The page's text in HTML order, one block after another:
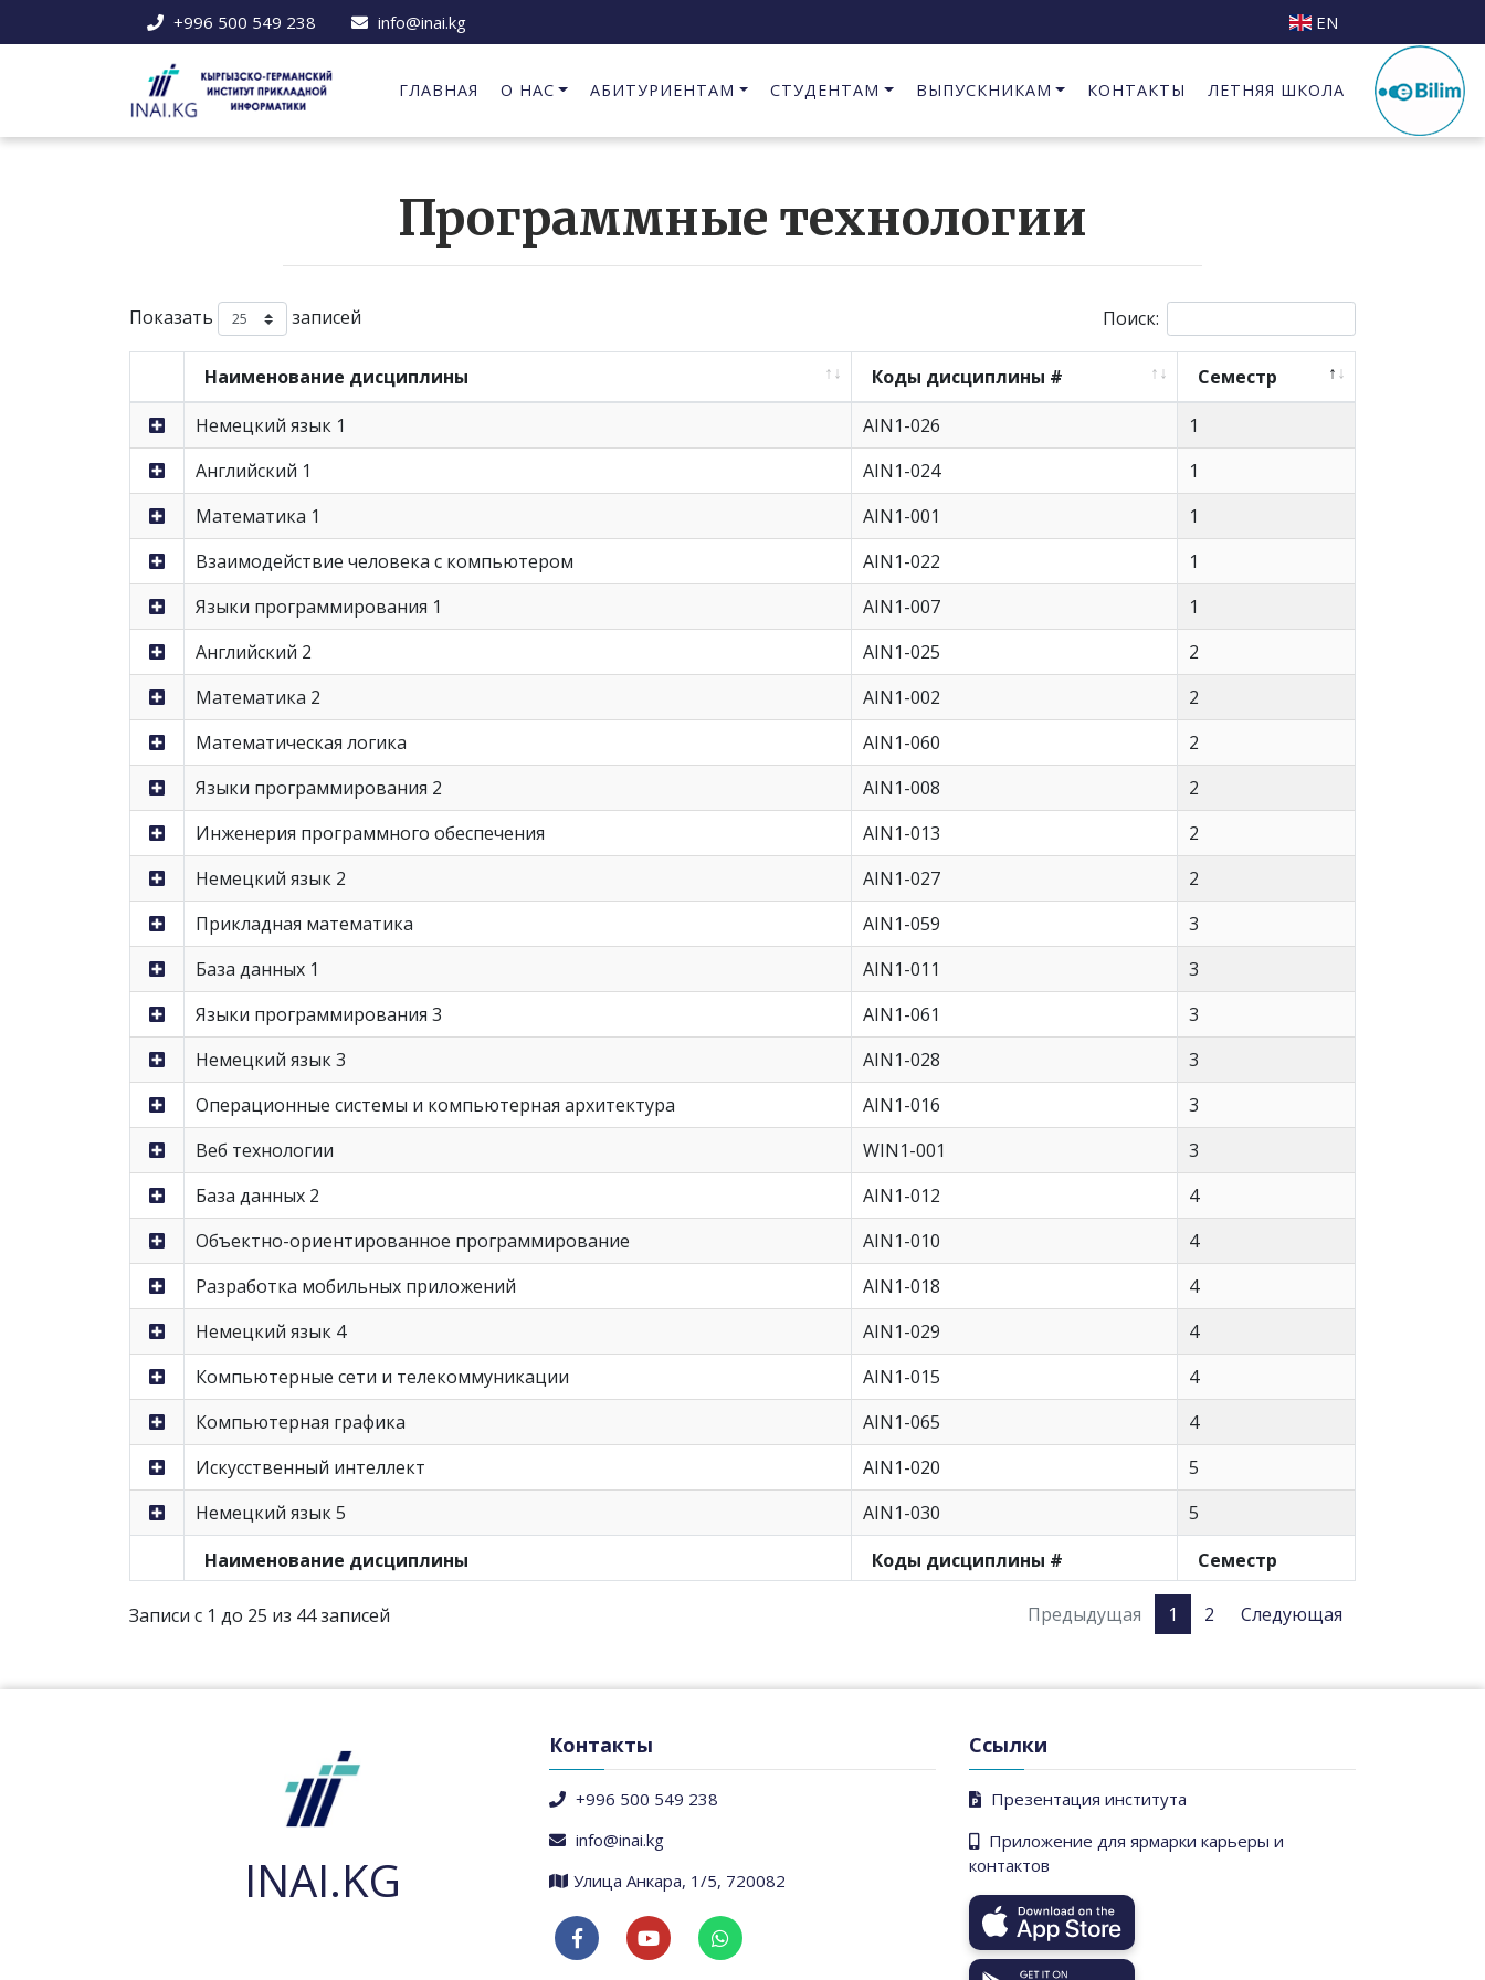
+996 500 549 238 info@inai.kg EN
ГЛАВНАЯ О НАС АБИТУРИЕНТАМ СТУДЕНТАМ ВЫПУСКНИКАМ КОНТАКТЫ ЛЕТНЯЯ ШКОЛА
Программные технологии
Показать записей Поиск:
Наименование дисциплины Коды дисциплины #
Семестр
Немецкий язык 1
AIN1-026
1
Английский 1
AIN1-024
1
Математика 1
AIN1-001
1
Взаимодействие человека с компьютером
AIN1-022
1
Языки программирования 1
AIN1-007
1
Английский 2
AIN1-025
2
Математика 2
AIN1-002
2
Математическая логика
AIN1-060
2
Языки программирования 2
AIN1-008
2
Инженерия программного обеспечения
AIN1-013
2
Немецкий язык 2
AIN1-027
2
Прикладная математика
AIN1-059
3
База данных 1
AIN1-011
3
Языки программирования 3
AIN1-061
3
Немецкий язык 3
AIN1-028
3
Операционные системы и компьютерная архитектура
AIN1-016
3
Веб технологии
WIN1-001
3
База данных 2
AIN1-012
4
Объектно-ориентированное программирование
AIN1-010
4
Разработка мобильных приложений
AIN1-018
4
Немецкий язык 4
AIN1-029
4
Компьютерные сети и телекоммуникации
AIN1-015
4
Компьютерная графика
AIN1-065
4
Искусственный интеллект
AIN1-020
5
Немецкий язык 5
AIN1-030
5
Наименование дисциплины
Коды дисциплины # Семестр
Записи с 1 до 25 из 44 записей Предыдущая 1 2 Следующая
INAI.KG
Контакты
+996 500 549 238
info@inai.kg
​Улица Анкара, 1/5, 720082
Ссылки
Презентация института
Приложение для ярмарки карьеры и
контактов